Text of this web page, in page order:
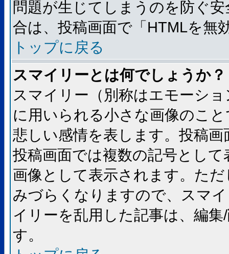
問題が生じてしまうのを防ぐ
合は、投稿画面で「HTMLを無
トップに戻る
スマイリーとは何でしょうか？
スマイリー（別称はエモーシ
に用いられる小さな画像のこ
悲しい感情を表します。投稿
投稿画面では複数の記号とし
画像として表示されます。た
みづらくなりますので、スマ
イリーを乱用した記事は、編
す。